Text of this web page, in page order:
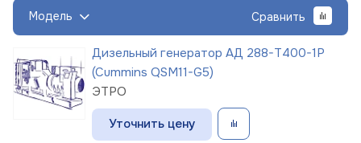
Модель Сравнить
Дизельный генератор АД 288-Т400-1Р
(Cummins QSM11-G5)
ЭТРО
Уточнить цену